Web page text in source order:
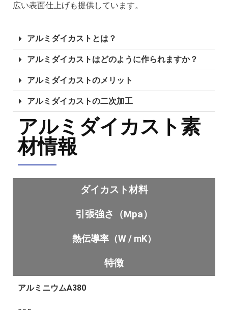
広い表面仕上げも提供しています。
アルミダイカストとは？
アルミダイカストはどのように作られますか？
アルミダイカストのメリット
アルミダイカストの二次加工
アルミダイカスト素
材情報
ダイカスト材料
引張強さ（Mpa）
熱伝導率（W / mK）
特徴
アルミニウムA380